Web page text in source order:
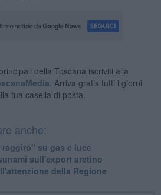
della Toscana iscriviti alla
Arriva gratis tutti i giorni
tua casella di posta.
anche:
su gas e luce
sull'export aretino
della Regione